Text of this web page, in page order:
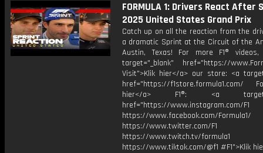
FORMULA 1: Drivers React After
2025 United States Grand Prix
Catch up on all the reaction from the
a dramatic Sprint at the Circuit of the
Austin, Texas! For more F1®
target="_blank" href="https://
Visit">Klik hier</a> our store: <a
href="https://f1store.formula1.com/
hier</a> F1®: <a
href="https://www.instagram.com/F1
https://www.facebook.com/Formula1/
https://www.twitter.com/F1
https://www.twitch.tv/formula1
https://www.tiktok.com/@f1 #F1">Klik